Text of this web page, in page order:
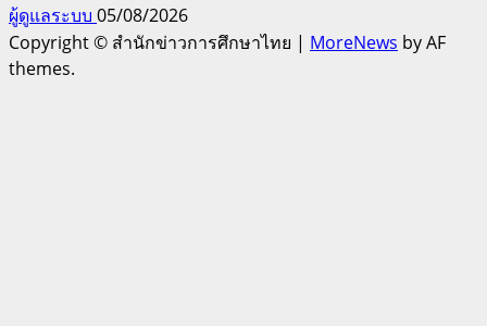
ผู้ดูแลระบบ 05/08/2026
Copyright © สำนักข่าวการศึกษาไทย | MoreNews by AF
themes.